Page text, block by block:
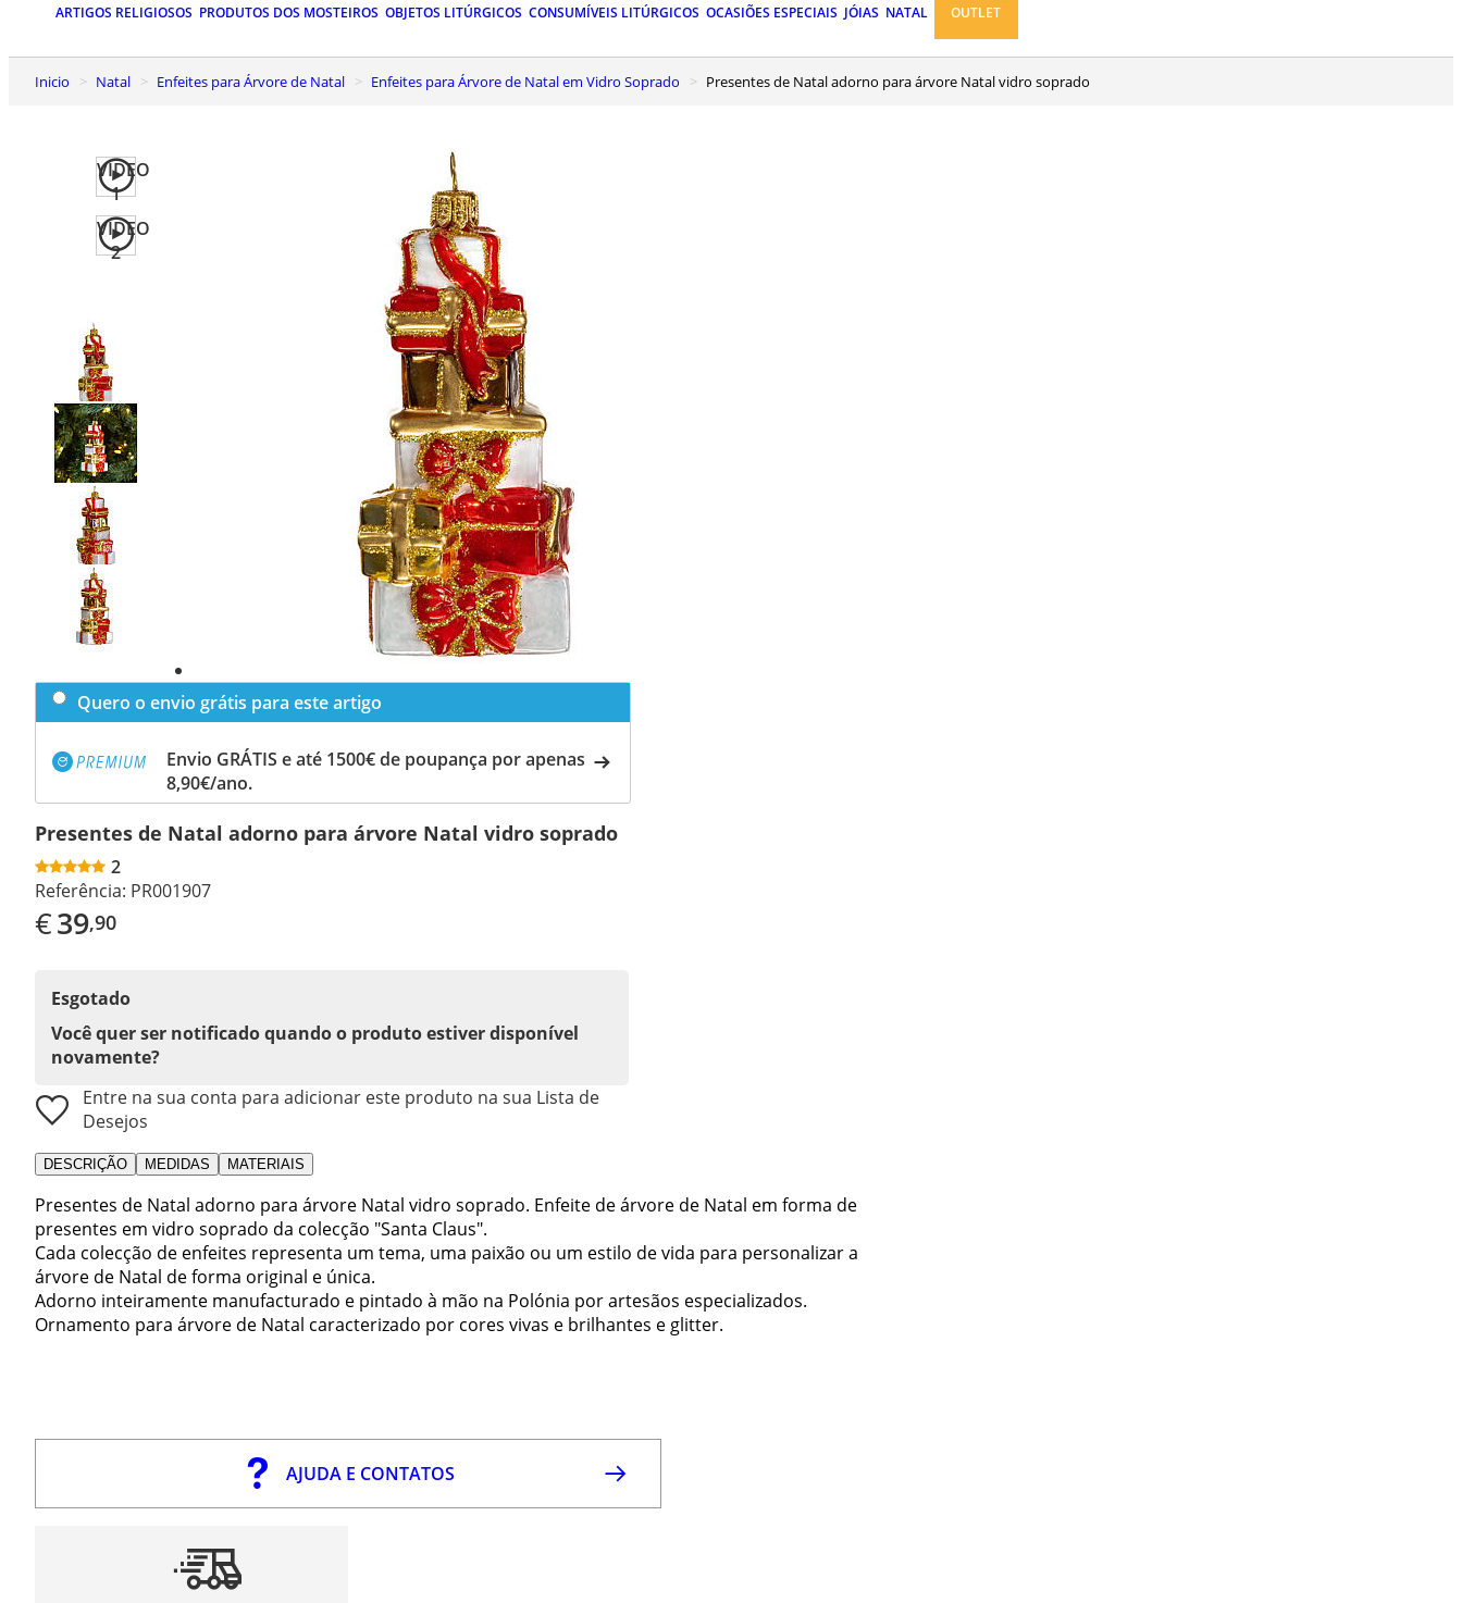
ARTIGOS RELIGIOSOS PRODUTOS DOS MOSTEIROS OBJETOS LITÚRGICOS CONSUMÍVEIS LITÚRGICOS OCASIÕES ESPECIAIS JÓIAS NATAL OUTLET
Inicio Natal Enfeites para Árvore de Natal Enfeites para Árvore de Natal em Vidro Soprado Presentes de Natal adorno para árvore Natal vidro soprado
VIDEO
1
VIDEO
2
Previous
slide
Next
slide
Quero o envio grátis para este artigo
Envio GRÁTIS e até 1500€ de poupança por apenas
8,90€/ano.
Presentes de Natal adorno para árvore Natal vidro soprado
2
Referência: PR001907
€39,90
Esgotado
Você quer ser notificado quando o produto estiver disponível
novamente?
Entre na sua conta para adicionar este produto na sua Lista de
Desejos
DESCRIÇÃO MEDIDAS MATERIAIS
Presentes de Natal adorno para árvore Natal vidro soprado. Enfeite de árvore de Natal em forma de
presentes em vidro soprado da colecção "Santa Claus".
Cada colecção de enfeites representa um tema, uma paixão ou um estilo de vida para personalizar a
árvore de Natal de forma original e única.
Adorno inteiramente manufacturado e pintado à mão na Polónia por artesãos especializados.
Ornamento para árvore de Natal caracterizado por cores vivas e brilhantes e glitter.
AJUDA E CONTATOS